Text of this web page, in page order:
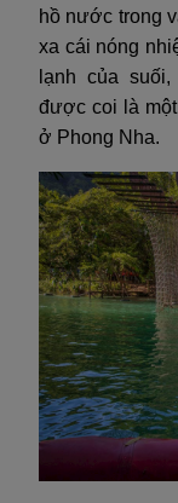
hồ nước trong
xa cái nóng
lạnh của
được coi là
ở Phong Nha.